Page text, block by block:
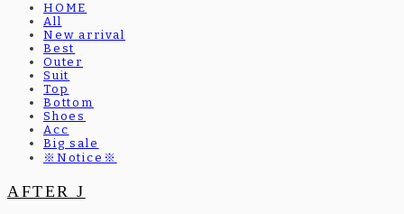
HOME
All
New arrival
Best
Outer
Suit
Top
Bottom
Shoes
Acc
Big sale
※Notice※
AFTER J